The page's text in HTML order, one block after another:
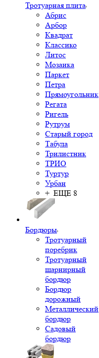
Тротуарная плита
Абрис
Арбор
Квадрат
Классико
Литос
Мозаика
Паркет
Петра
Прямоугольник
Регата
Ригель
Рутрум
Старый город
Табула
Трилистник
ТРИО
Туртур
Урбан
+ ЕЩЕ 8
Бордюры
Тротуарный
поребрик
Тротуарный
шарнирный
бордюр
Бордюр
дорожный
Металлический
бордюр
Садовый
бордюр